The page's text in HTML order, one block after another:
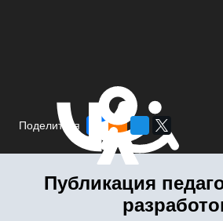
Поделиться
Публикация